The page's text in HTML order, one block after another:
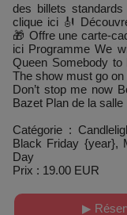
des billets
clique ici 🎻
🎁 Offre une carte-
ici Programme We
Queen Somebody
The show must go
Don’t stop me now
Bazet Plan de la salle
Catégorie :
Black Friday {year},
Day
Prix : 19.00 EUR
▶